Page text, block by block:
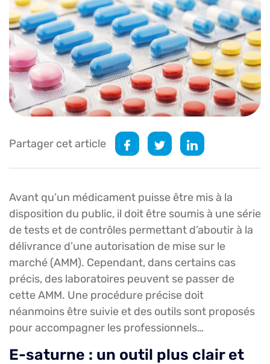
Partager cet article
Avant qu’un médicament puisse être mis à la
disposition du public, il doit être soumis à une série
de tests et de contrôles permettant d’aboutir à la
délivrance d’une autorisation de mise sur le
marché (AMM). Cependant, dans certains cas
précis, des laboratoires peuvent se passer de
cette AMM. Une procédure précise doit
néanmoins être suivie et des outils sont proposés
pour accompagner les professionnels…
E-saturne : un outil plus clair et